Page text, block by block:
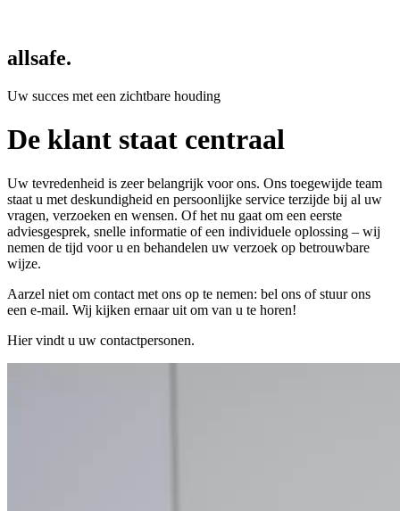
allsafe.
Uw succes met een zichtbare houding
De klant staat centraal
Uw tevredenheid is zeer belangrijk voor ons. Ons toegewijde team
staat u met deskundigheid en persoonlijke service terzijde bij al uw
vragen, verzoeken en wensen. Of het nu gaat om een eerste
adviesgesprek, snelle informatie of een individuele oplossing – wij
nemen de tijd voor u en behandelen uw verzoek op betrouwbare
wijze.
Aarzel niet om contact met ons op te nemen: bel ons of stuur ons
een e-mail. Wij kijken ernaar uit om van u te horen!
Hier vindt u uw contactpersonen.